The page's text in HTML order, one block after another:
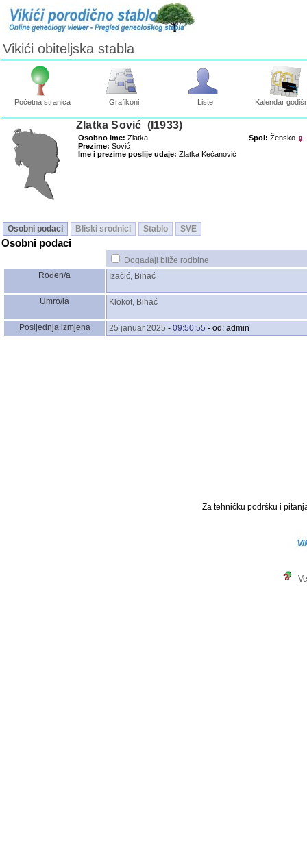
Vikići obiteljska stabla
Početna stranica Grafikoni Liste Kalendar
Zlatka Sović ‎(I1933)‎
Osobno ime: Zlatka
Prezime: Sović
Ime i prezime poslije udaje: Zlatka Kečanović
Spol: Žensko
Osobni podaci Bliski srodnici Stablo SVE
Osobni podaci
Događaji bliže rodbine
Rođen/a
Izačić, Bihać
Umro/la Klokot, Bihać
Posljednja izmjena 25 januar 2025 - 09:50:55 - od: admin
Za tehničku podršku i